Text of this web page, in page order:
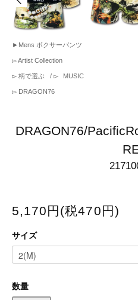
► Mens ボクサーパンツ
▻Artist Collection
▻ 柄で選ぶ / ▻ MUSIC
▻ DRAGON76
DRAGON76/
5,170円(税470円)
サイズ
数量